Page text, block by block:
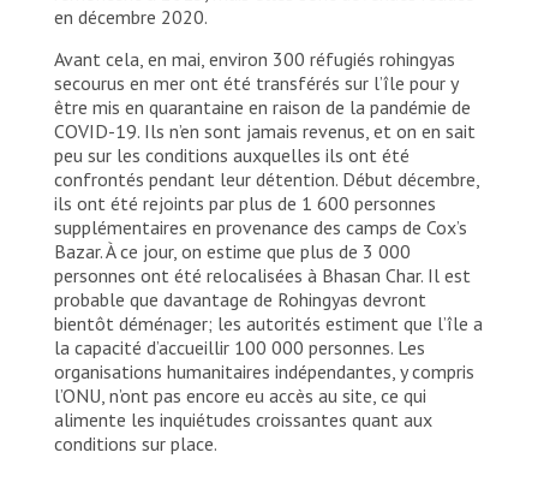
en décembre 2020.
Avant cela, en mai, environ 300 réfugiés rohingyas
secourus en mer ont été transférés sur l’île pour y
être mis en quarantaine en raison de la pandémie de
COVID-19. Ils n’en sont jamais revenus, et on en sait
peu sur les conditions auxquelles ils ont été
confrontés pendant leur détention. Début décembre,
ils ont été rejoints par plus de 1 600 personnes
supplémentaires en provenance des camps de Cox’s
Bazar. À ce jour, on estime que plus de 3 000
personnes ont été relocalisées à Bhasan Char. Il est
probable que davantage de Rohingyas devront
bientôt déménager; les autorités estiment que l’île a
la capacité d’accueillir 100 000 personnes. Les
organisations humanitaires indépendantes, y compris
l’ONU, n’ont pas encore eu accès au site, ce qui
alimente les inquiétudes croissantes quant aux
conditions sur place.